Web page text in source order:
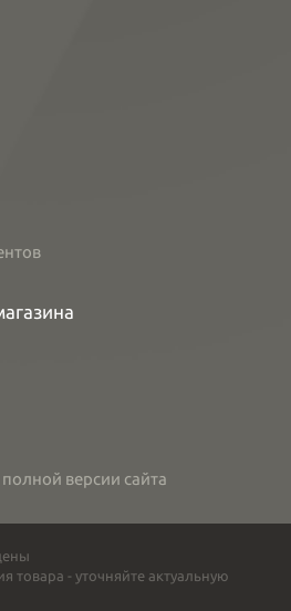
версии сайта
товара - уточняйте актуальную